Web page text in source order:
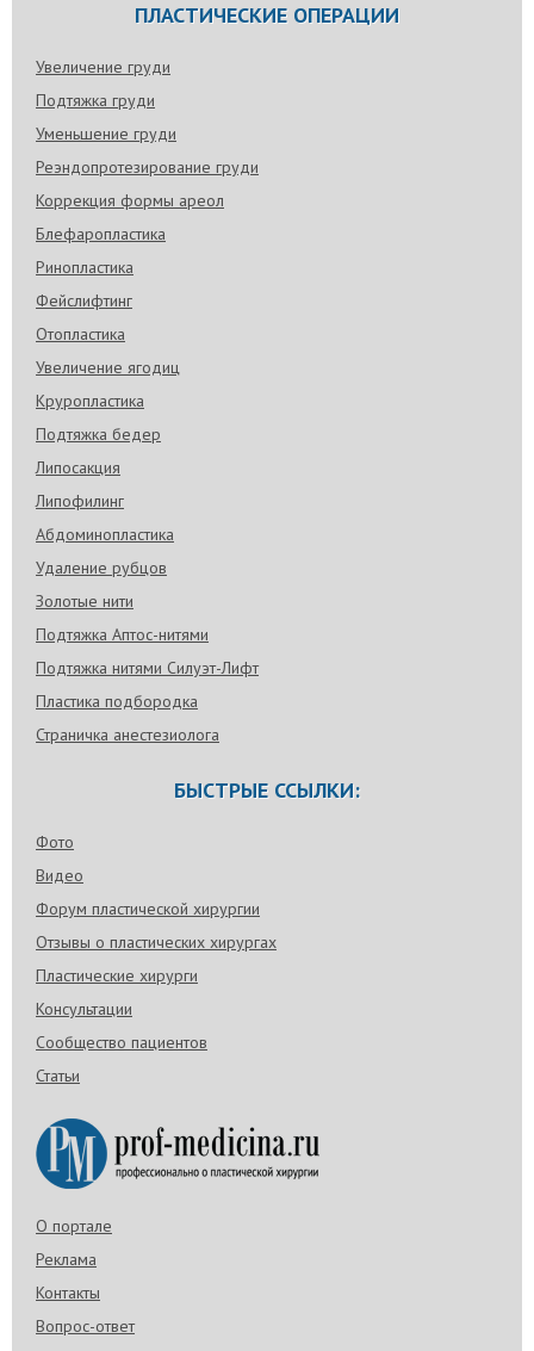
ПЛАСТИЧЕСКИЕ ОПЕРАЦИИ
Увеличение груди
Подтяжка груди
Уменьшение груди
Реэндопротезирование груди
Коррекция формы ареол
Блефаропластика
Ринопластика
Фейслифтинг
Отопластика
Увеличение ягодиц
Круропластика
Подтяжка бедер
Липосакция
Липофилинг
Абдоминопластика
Удаление рубцов
Золотые нити
Подтяжка Аптос-нитями
Подтяжка нитями Силуэт-Лифт
Пластика подбородка
Страничка анестезиолога
БЫСТРЫЕ ССЫЛКИ:
Фото
Видео
Форум пластической хирургии
Отзывы о пластических хирургах
Пластические хирурги
Консультации
Сообщество пациентов
Статьи
О портале
Реклама
Контакты
Вопрос-ответ